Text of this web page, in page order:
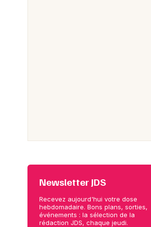
Newsletter JDS
Recevez aujourd'hui votre dose
hebdomadaire. Bons plans, sorties,
événements : la sélection de la
rédaction JDS, chaque jeudi.